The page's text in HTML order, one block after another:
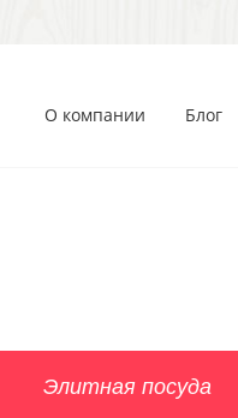
О компании Блог
Элитная посуда